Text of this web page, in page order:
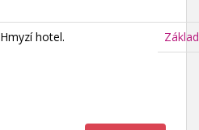
Hmyzí hotel.